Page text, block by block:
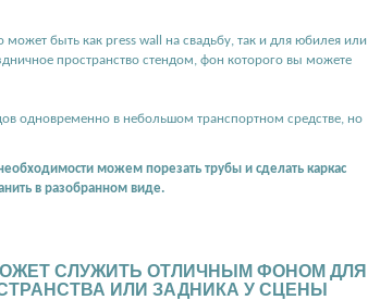
быть как press wall на свадьбу, так и для юбилея или
пространство стендом, фон которого вы можете
одновременно в небольшом транспортном средстве, но
можем порезать трубы и сделать каркас
в разобранном виде.
СЛУЖИТЬ ОТЛИЧНЫМ ФОНОМ ДЛЯ
ИЛИ ЗАДНИКА У СЦЕНЫ